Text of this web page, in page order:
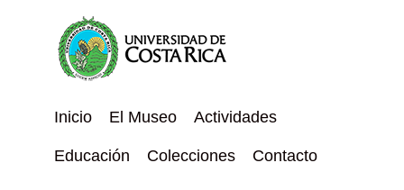
Inicio El Museo Actividades
Educación Colecciones Contacto